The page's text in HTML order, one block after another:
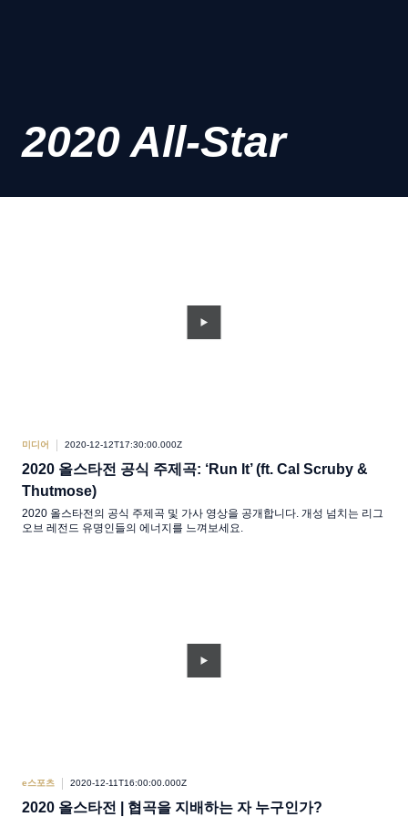
2020 All-Star
미디어 2020-12-12T17:30:00.000Z
2020 올스타전 공식 주제곡: ‘Run It’ (ft. Cal Scruby &
Thutmose)
2020 올스타전의 공식 주제곡 및 가사 영상을 공개합니다. 개성 넘치는 리그
오브 레전드 유명인들의 에너지를 느껴보세요.
e스포츠 2020-12-11T16:00:00.000Z
2020 올스타전 | 협곡을 지배하는 자 누구인가?